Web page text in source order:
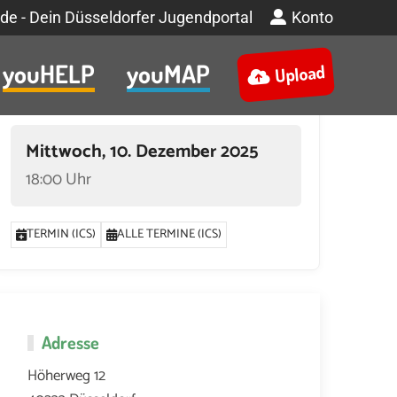
- Dein Düsseldorfer Jugendportal Konto
youHELP youMAP Upload
2025 UM 18:00 15. DEZEMBER 2025 UM 18:00
Mittwoch, 10. Dezember 2025
18:00 Uhr
TERMIN (ICS) ALLE TERMINE (ICS)
Adresse
Höherweg 12